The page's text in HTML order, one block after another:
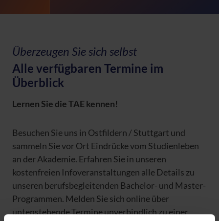
Überzeugen Sie sich selbst
Alle verfügbaren Termine im
Überblick
Lernen Sie die TAE kennen!
Besuchen Sie uns in Ostfildern / Stuttgart und
sammeln Sie vor Ort Eindrücke vom Studienleben
an der Akademie. Erfahren Sie in unseren
kostenfreien Infoveranstaltungen alle Details zu
unseren berufsbegleitenden Bachelor- und Master-
Programmen. Melden Sie sich online über
untenstehende Termine unverbindlich zu einer